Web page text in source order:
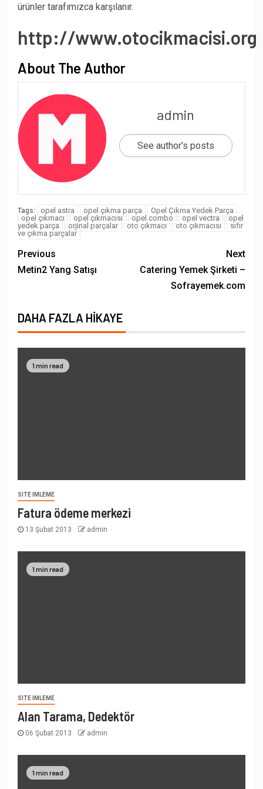
ürünler tarafımızca karşılanır.
http://www.otocikmacisi.org
About The Author
admin
See author's posts
Tags: opel astra opel çıkma parça
Opel Çıkma Yedek Parça
opel çıkmacı
opel çıkmacısı opel combo opel vectra
opel
yedek parça
orjinal parçalar oto çıkmacı oto çıkmacısı
sıfır
ve çıkma parçalar
Previous
Metin2 Yang Satışı
Next
Catering Yemek Şirketi –
Sofrayemek.com
DAHA FAZLA HIKAYE
1 min read
SITE IMLEME
Fatura ödeme merkezi
13 Şubat 2013 admin
1 min read
SITE IMLEME
Alan Tarama, Dedektör
06 Şubat 2013 admin
1 min read